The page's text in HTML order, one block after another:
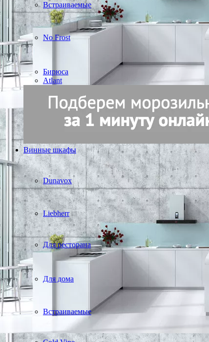
Встраиваемые
No Frost
Бирюса
Atlant
Винные шкафы
Dunavox
Liebherr
Для ресторана
Для дома
Встраиваемые